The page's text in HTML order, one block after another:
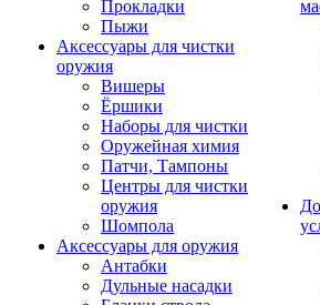
Прокладки
Пыжи
Аксессуары для чистки
оружия
Вишеры
Ёршики
Наборы для чистки
Оружейная химия
Патчи, Тампоны
Центры для чистки
оружия
Шомпола
Аксессуары для оружия
Антабки
Дульные насадки